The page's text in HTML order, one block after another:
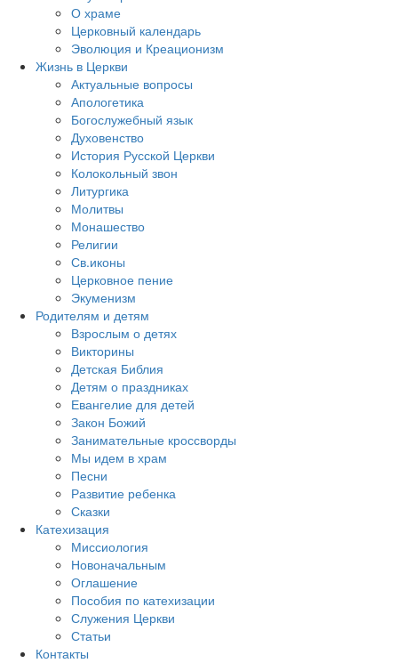
О храме
Церковный календарь
Эволюция и Креационизм
Жизнь в Церкви
Актуальные вопросы
Апологетика
Богослужебный язык
Духовенство
История Русской Церкви
Колокольный звон
Литургика
Молитвы
Монашество
Религии
Св.иконы
Церковное пение
Экуменизм
Родителям и детям
Взрослым о детях
Викторины
Детская Библия
Детям о праздниках
Евангелие для детей
Закон Божий
Занимательные кроссворды
Мы идем в храм
Песни
Развитие ребенка
Сказки
Катехизация
Миссиология
Новоначальным
Оглашение
Пособия по катехизации
Служения Церкви
Статьи
Контакты